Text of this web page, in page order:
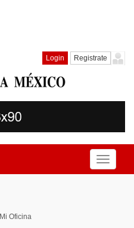
Login Registrate
Toggle
Mi Oficina